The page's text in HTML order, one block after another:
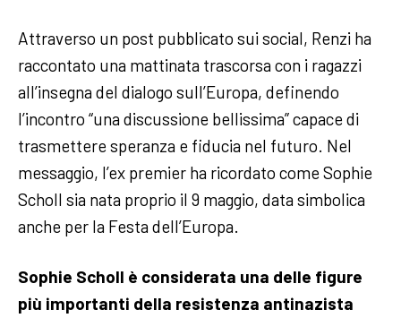
Attraverso un post pubblicato sui social, Renzi ha
raccontato una mattinata trascorsa con i ragazzi
all’insegna del dialogo sull’Europa, definendo
l’incontro “una discussione bellissima” capace di
trasmettere speranza e fiducia nel futuro. Nel
messaggio, l’ex premier ha ricordato come Sophie
Scholl sia nata proprio il 9 maggio, data simbolica
anche per la Festa dell’Europa.
Sophie Scholl è considerata una delle figure
più importanti della resistenza antinazista